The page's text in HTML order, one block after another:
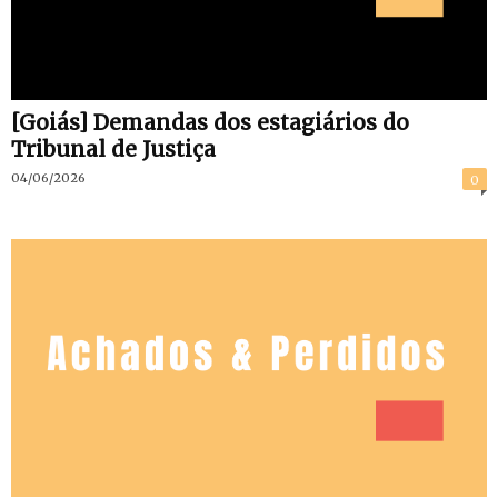
[Goiás] Demandas dos estagiários do
Tribunal de Justiça
04/06/2026 0